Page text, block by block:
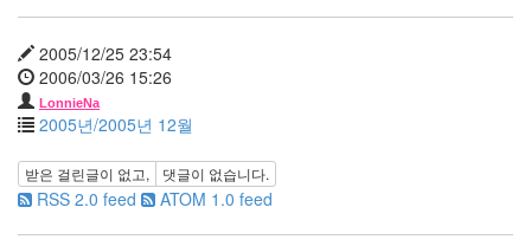
2005/12/25 23:54
2006/03/26 15:26
LonnieNa
2005년/2005년 12월
받은 걸린글이 없고, 댓글이 없습니다.
RSS 2.0 feed ATOM 1.0 feed
4
2009
년
12
3
2010